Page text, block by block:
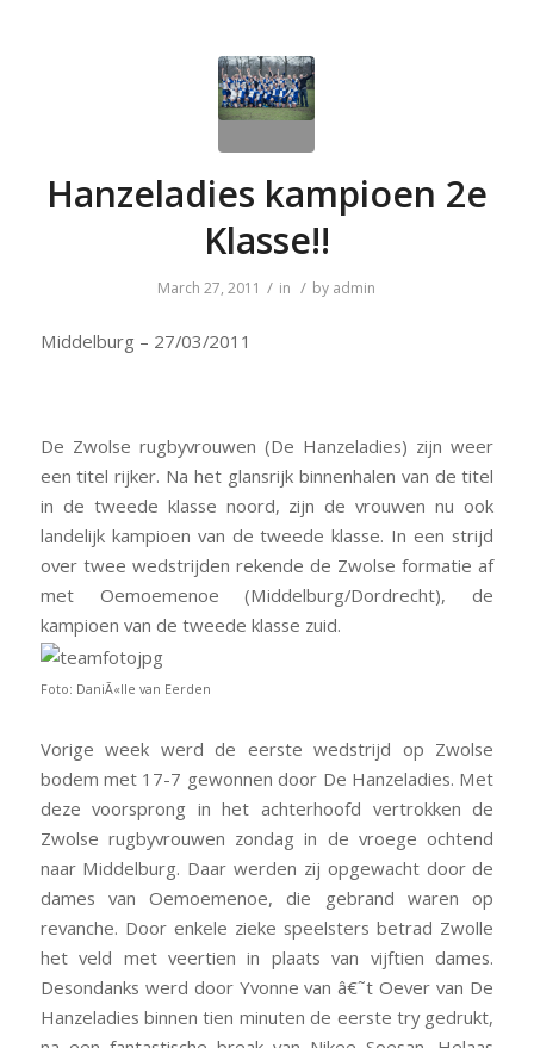
Hanzeladies kampioen 2e
Klasse!!
March 27, 2011 / in / by admin
Middelburg – 27/03/2011
De Zwolse rugbyvrouwen (De Hanzeladies) zijn weer
een titel rijker. Na het glansrijk binnenhalen van de titel
in de tweede klasse noord, zijn de vrouwen nu ook
landelijk kampioen van de tweede klasse. In een strijd
over twee wedstrijden rekende de Zwolse formatie af
met Oemoemenoe (Middelburg/Dordrecht), de
kampioen van de tweede klasse zuid.
Foto: DaniÃ«lle van Eerden
Vorige week werd de eerste wedstrijd op Zwolse
bodem met 17-7 gewonnen door De Hanzeladies. Met
deze voorsprong in het achterhoofd vertrokken de
Zwolse rugbyvrouwen zondag in de vroege ochtend
naar Middelburg. Daar werden zij opgewacht door de
dames van Oemoemenoe, die gebrand waren op
revanche. Door enkele zieke speelsters betrad Zwolle
het veld met veertien in plaats van vijftien dames.
Desondanks werd door Yvonne van â€˜t Oever van De
Hanzeladies binnen tien minuten de eerste try gedrukt,